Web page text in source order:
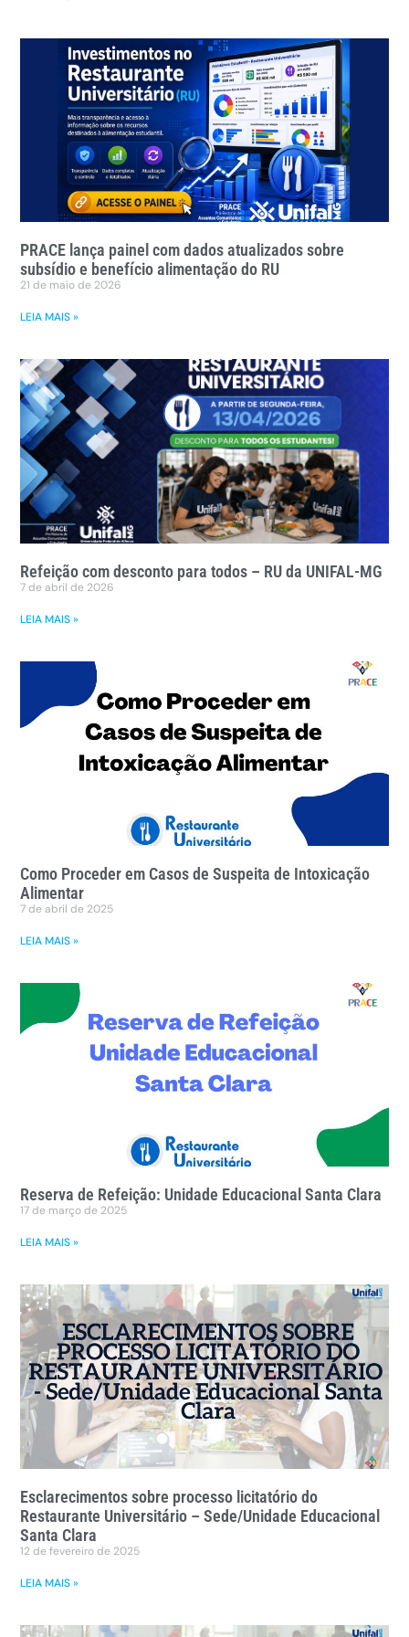
PRACE lança painel com dados atualizados sobre
subsídio e benefício alimentação do RU
21 de maio de 2026
LEIA MAIS »
Refeição com desconto para todos – RU da UNIFAL-MG
7 de abril de 2026
LEIA MAIS »
Como Proceder em Casos de Suspeita de Intoxicação
Alimentar
7 de abril de 2025
LEIA MAIS »
Reserva de Refeição: Unidade Educacional Santa Clara
17 de março de 2025
LEIA MAIS »
Esclarecimentos sobre processo licitatório do
Restaurante Universitário – Sede/Unidade Educacional
Santa Clara
12 de fevereiro de 2025
LEIA MAIS »